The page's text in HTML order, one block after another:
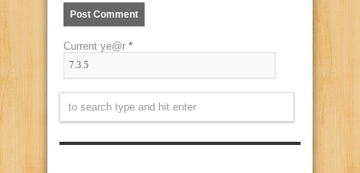
Current ye@r *